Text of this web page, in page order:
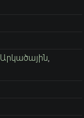
Արկածային